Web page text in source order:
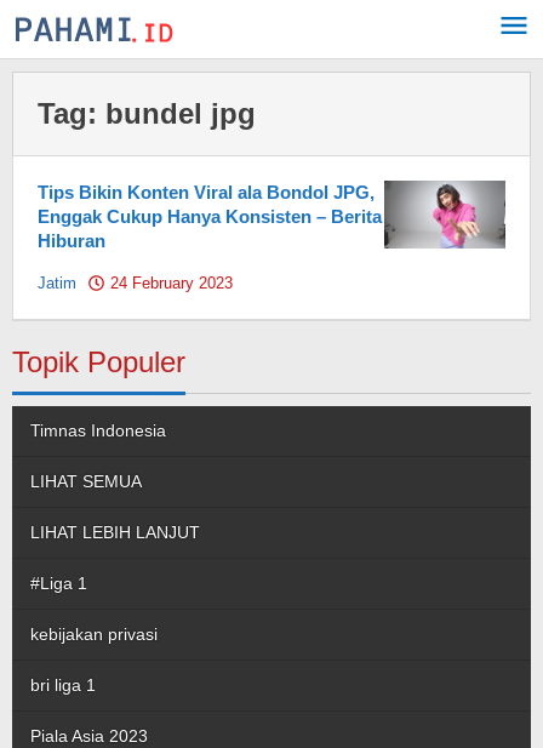
Skip
to
Tag: bundel jpg
Tips Bikin Konten Viral ala Bondol JPG,
Enggak Cukup Hanya Konsisten – Berita
Hiburan
Jatim 24 February 2023
Topik Populer
Timnas Indonesia
LIHAT SEMUA
LIHAT LEBIH LANJUT
#Liga 1
kebijakan privasi
bri liga 1
Piala Asia 2023